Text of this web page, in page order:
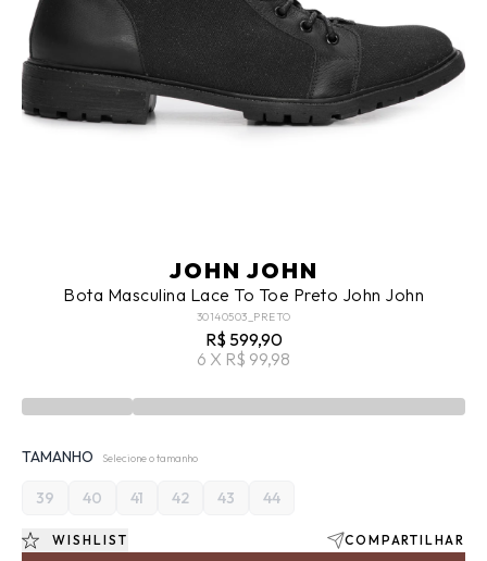
JOHN JOHN
Bota Masculina Lace To Toe Preto John John
30140503_PRETO
R$ 599,90
6 X R$ 99,98
TAMANHO Selecione o tamanho
39 40 41 42 43 44
WISHLIST COMPARTILHAR